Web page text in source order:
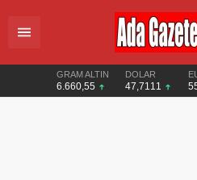
GRAM ALTIN
6.660,55
DOLAR
47,7111